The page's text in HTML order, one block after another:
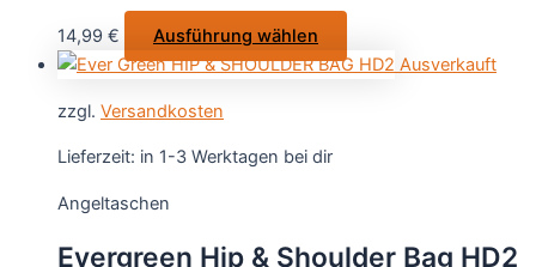
14,99 € Ausführung wählen
ProduktAusverkauft
zzgl. Versandkosten
Lieferzeit: in 1-3 Werktagen bei dir
Angeltaschen
Evergreen Hip & Shoulder Bag HD2